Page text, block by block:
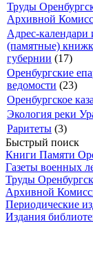
Труды
Архивной
Адрес-календари
(памятные)
губернии (17)
Оренбургские
ведомости (23)
Оренбургское
Экология реки
Раритеты (3)
Быстрый поиск
Книги Памяти
Газеты военных
Труды
Архивной
Периодические
Издания